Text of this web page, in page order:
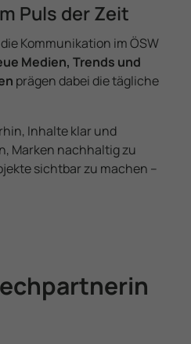
Puls der Zeit
Kom­muni­ka­ti­on im ÖSW
Medien, Trends und
prägen dabei die tägliche
Inhalte klar und
Marken nachhaltig zu
sichtbar zu machen –